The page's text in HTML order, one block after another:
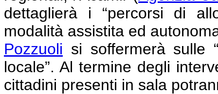
dettaglierà i “percorsi di
modalità assistita ed
Pozzuoli si soffermerà sulle
locale”. Al termine degli
cittadini presenti in sala